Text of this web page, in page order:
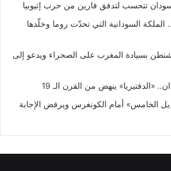
تتحسب لتدفق فارين من حرب إثيوبيا
الملكة السودانية التي تحدّت روما وخلّدها
بسيادة المغرب على الصحراء ويدعو إلى
«الدفتيريا» ينهض من القرن الـ 19
الخامس» أمام الكونغرس ويرفض الإجابة